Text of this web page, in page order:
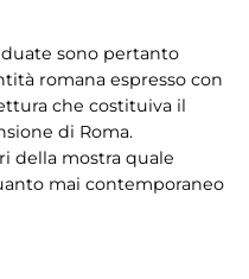
sono pertanto
romana espresso con
che costituiva il
di Roma.
della mostra quale
mai contemporaneo